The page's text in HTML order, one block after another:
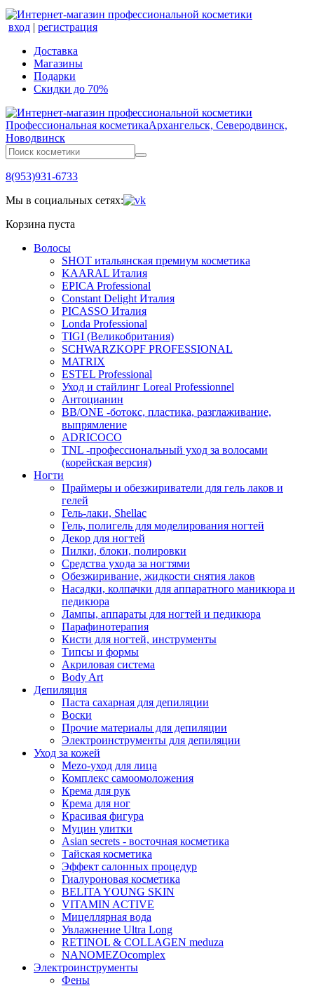
вход | регистрация
Доставка
Магазины
Подарки
Скидки до 70%
Профессиональная косметикаАрхангельск, Северодвинск,
Новодвинск
8(953)931-6733
Мы в социальных сетях:
Корзина пуста
Волосы
SHOT итальянская премиум косметика
KAARAL Италия
EPICA Professional
Constant Delight Италия
PICASSO Италия
Londa Professional
TIGI (Великобритания)
SCHWARZKOPF PROFESSIONAL
MATRIX
ESTEL Professional
Уход и стайлинг Loreal Professionnel
Антоцианин
BB/ONE -ботокс, пластика, разглаживание,
выпрямление
ADRICOCO
TNL -профессиональный уход за волосами
(корейская версия)
Ногти
Праймеры и обезжириватели для гель лаков и
гелей
Гель-лаки, Shellac
Гель, полигель для моделирования ногтей
Декор для ногтей
Пилки, блоки, полировки
Средства ухода за ногтями
Обезжиривание, жидкости снятия лаков
Насадки, колпачки для аппаратного маникюра и
педикюра
Лампы, аппараты для ногтей и педикюра
Парафинотерапия
Кисти для ногтей, инструменты
Типсы и формы
Акриловая система
Body Art
Депиляция
Паста сахарная для депиляции
Воски
Прочие материалы для депиляции
Электроинструменты для депиляции
Уход за кожей
Mezo-уход для лица
Комплекс самоомоложения
Крема для рук
Крема для ног
Красивая фигура
Муцин улитки
Asian seсrets - восточная косметика
Тайская косметика
Эффект салонных процедур
Гиалуроновая косметика
BELITA YOUNG SKIN
VITAMIN ACTIVE
Мицеллярная вода
Увлажнение Ultra Long
RETINOL & COLLAGEN meduza
NANOMEZOcomplex
Электроинструменты
Фены